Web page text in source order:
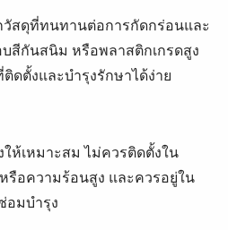
วัสดุที่ทนทานต่อการกัดกร่อนและ
สีกันสนิม หรือพลาสติกเกรดสูง
ดตั้งและบำรุงรักษาได้ง่าย
ห้เหมาะสม ไม่ควรติดตั้งใน
รือความร้อนสูง และควรอยู่ใน
อมบำรุง